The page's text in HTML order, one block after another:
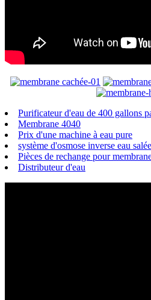
Purificateur d'eau de 400 gallons
Membrane 4040
Prix ​​d'une machine à eau pure
système d'osmose inverse eau salée
Pièces de rechange pour
Distributeur d'eau